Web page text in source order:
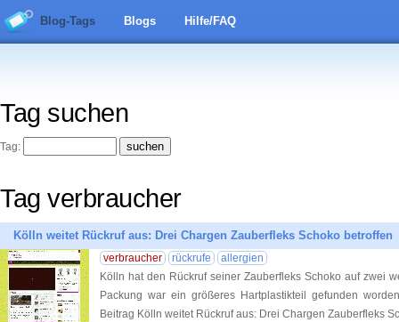
Blog-Tags Blogs Hilfe/FAQ
Tag suchen
Tag:
Tag verbraucher
Kölln weitet Rückruf aus: Drei Chargen Zauberfleks Schoko betroffen
verbraucher rückrufe
allergien
Kölln hat den Rückruf seiner Zauberfleks Schoko auf zwei
Packung war ein größeres Hartplastikteil gefunden
Beitrag Kölln weitet Rückruf aus: Drei Chargen Zauberfleks